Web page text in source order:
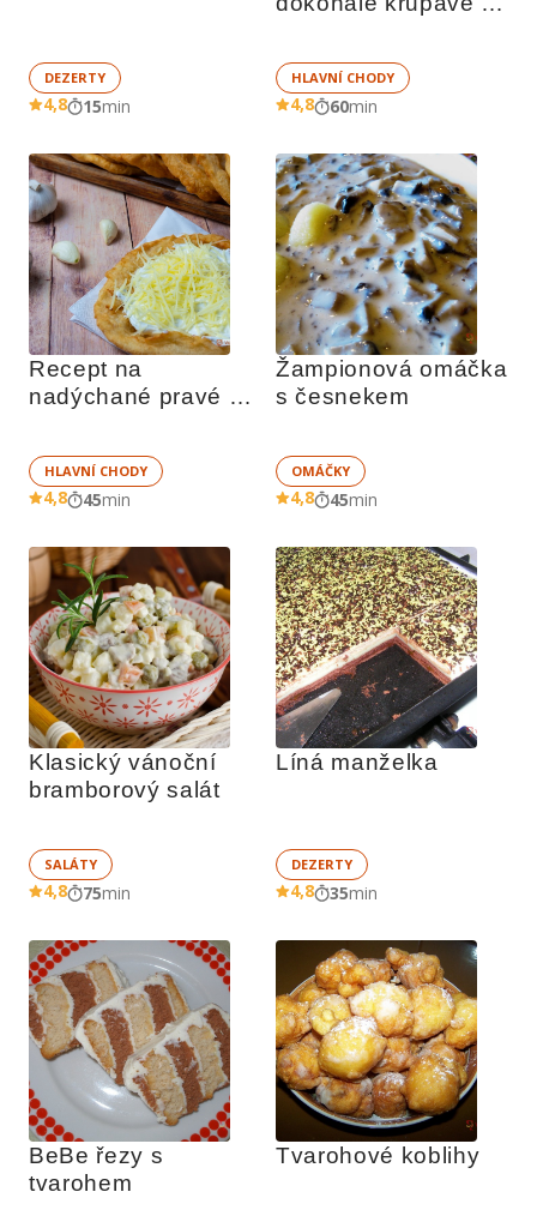
DEZERTY
4,8 15min
HLAVNÍ CHODY
4,8 60min
Recept na
nadýchané pravé
HLAVNÍ CHODY
4,8 45min
Žampionová omáčka
s česnekem
OMÁČKY
4,8 45min
Klasický vánoční
bramborový salát
SALÁTY
4,8 75min
Líná manželka
DEZERTY
4,8 35min
BeBe řezy s
tvarohem
Tvarohové koblihy